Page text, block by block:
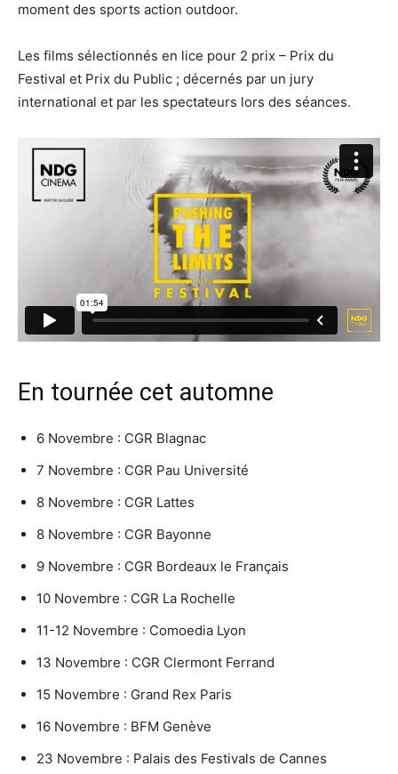
moment des sports action outdoor.
Les films sélectionnés en lice pour 2 prix – Prix du
Festival et Prix du Public ; décernés par un jury
international et par les spectateurs lors des séances.
En tournée cet automne
6 Novembre : CGR Blagnac
7 Novembre : CGR Pau Université
8 Novembre : CGR Lattes
8 Novembre : CGR Bayonne
9 Novembre : CGR Bordeaux le Français
10 Novembre : CGR La Rochelle
11-12 Novembre : Comoedia Lyon
13 Novembre : CGR Clermont Ferrand
15 Novembre : Grand Rex Paris
16 Novembre : BFM Genève
23 Novembre : Palais des Festivals de Cannes